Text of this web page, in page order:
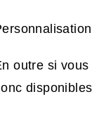
outre si